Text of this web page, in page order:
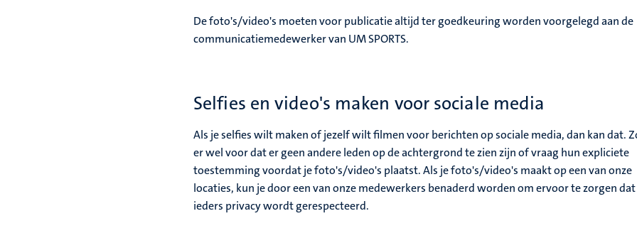
De foto's/video's moeten voor publicatie altijd ter goedkeuring worden voorgelegd aan de
communicatiemedewerker van UM SPORTS.
Selfies en video's maken voor sociale media
Als je selfies wilt maken of jezelf wilt filmen voor berichten op sociale media, dan kan dat.
er wel voor dat er geen andere leden op de achtergrond te zien zijn of vraag hun expliciete
toestemming voordat je foto's/video's plaatst. Als je foto's/video's maakt op een van onze
locaties, kun je door een van onze medewerkers benaderd worden om ervoor te zorgen dat
ieders privacy wordt gerespecteerd.